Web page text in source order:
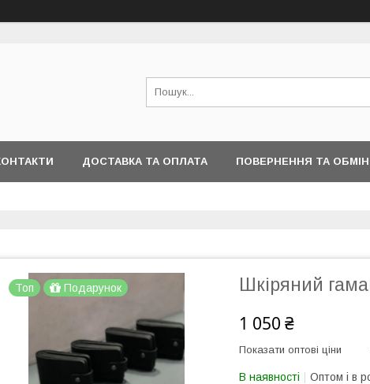
ДОСТАВКА ТА ОПЛАТА ПОВЕРНЕННЯ ТА ОБМІН
Топ Подарунок Шкіряний
1 050 ₴
Показати оптові ціни
В наявності Оптом і в